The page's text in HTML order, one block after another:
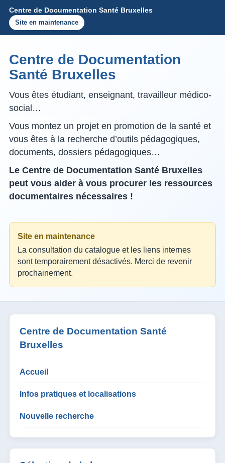
Centre de Documentation Santé Bruxelles
Site en maintenance
Centre de Documentation
Santé Bruxelles
Vous êtes étudiant, enseignant, travailleur médico-
social…
Vous montez un projet en promotion de la santé et
vous êtes à la recherche d’outils pédagogiques,
documents, dossiers pédagogiques…
Le Centre de Documentation Santé Bruxelles
peut vous aider à vous procurer les ressources
documentaires nécessaires !
Site en maintenance
La consultation du catalogue et les liens internes
sont temporairement désactivés. Merci de revenir
prochainement.
Centre de Documentation Santé
Bruxelles
Accueil
Infos pratiques et localisations
Nouvelle recherche